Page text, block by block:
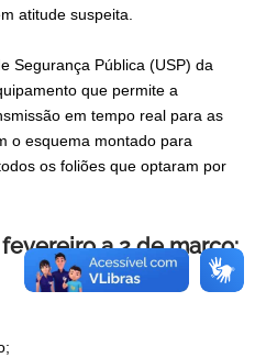
atitude suspeita.
Segurança Pública (USP) da
que permite a
em tempo real para as
o esquema montado para
os foliões que optaram por
a 2 de março: